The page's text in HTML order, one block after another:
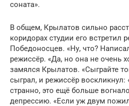
соната».
В общем, Крылатов сильно
коридорах студии его встретил
Победоносцев. «Ну, что?
режиссёр. «Да, но она не очень
замялся Крылатов. «Сыграйте
сыграл, и режиссёр воскликнул:
странно, это ещё больше
депрессию. «Если уж двум